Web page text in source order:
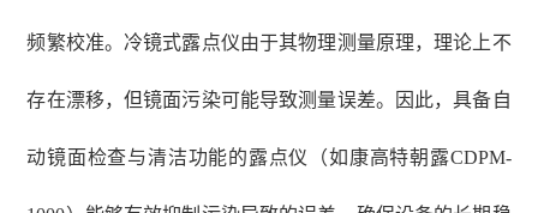
频繁校准。冷镜式露点仪由于其物理测量原理，理论上不
存在漂移，但镜面污染可能导致测量误差。因此，具备自
动镜面检查与清洁功能的露点仪（如康高特朝露CDPM-